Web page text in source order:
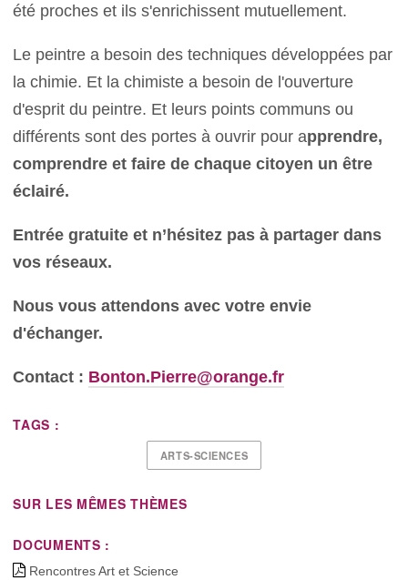
été proches et ils s'enrichissent mutuellement.
Le peintre a besoin des techniques développées par
la chimie. Et la chimiste a besoin de l'ouverture
d'esprit du peintre. Et leurs points communs ou
différents sont des portes à ouvrir pour apprendre,
comprendre et faire de chaque citoyen un être
éclairé.
Entrée gratuite et n’hésitez pas à partager dans
vos réseaux.
Nous vous attendons avec votre envie
d'échanger.
Contact : Bonton.Pierre@orange.fr
TAGS :
ARTS-SCIENCES
SUR LES MÊMES THÈMES
DOCUMENTS :
Rencontres Art et Science